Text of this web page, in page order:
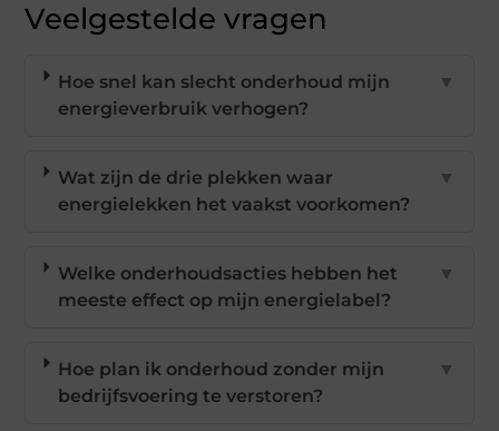
Veelgestelde vragen
Hoe snel kan slecht onderhoud mijn
energieverbruik verhogen?
▼
Wat zijn de drie plekken waar
energielekken het vaakst voorkomen?
▼
Welke onderhoudsacties hebben het
meeste effect op mijn energielabel?
▼
Hoe plan ik onderhoud zonder mijn
bedrijfsvoering te verstoren?
▼